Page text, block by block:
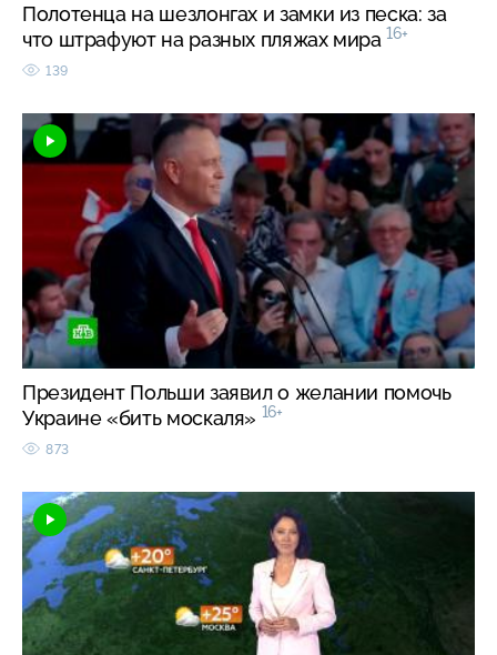
Полотенца на шезлонгах и замки из песка: за
что штрафуют на разных пляжах мира 16+
139
Президент Польши заявил о желании помочь
Украине «бить москаля» 16+
873